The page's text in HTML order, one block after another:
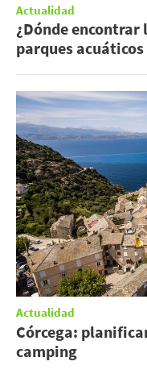
Actualidad
¿Dónde encontrar
parques
Actualidad
Córcega:
camping